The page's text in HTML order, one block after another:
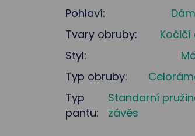
Pohlaví:
Tvary obruby:
Kočičí
Styl:
Typ obruby:
Typ
pantu:
Standarní
závěs